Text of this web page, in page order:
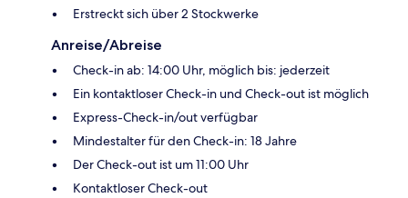
Erstreckt sich über 2 Stockwerke
Anreise/Abreise
Check-in ab: 14:00 Uhr, möglich bis: jederzeit
Ein kontaktloser Check-in und Check-out ist möglich
Express-Check-in/out verfügbar
Mindestalter für den Check-in: 18 Jahre
Der Check-out ist um 11:00 Uhr
Kontaktloser Check-out